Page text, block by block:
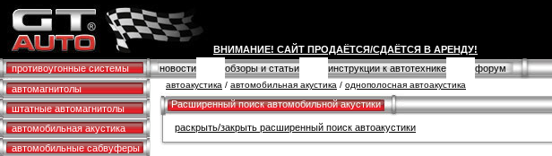
ВНИМАНИЕ! САЙТ ПРОДАЁТСЯ/СДАЁТСЯ В АРЕНДУ!
противоугонные системы
новости обзоры и статьи инструкции к автотехнике форум
автомагнитолы
штатные автомагнитолы
автомобильная акустика
автомобильные сабвуферы
автоакустика / автомобильная акустика / однополосная автоакустика
Расширенный поиск автомобильной акустики
раскрыть/закрыть расширенный поиск автоакустики